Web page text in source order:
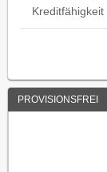
Kreditfähigkeit
PROVISIONSFREI